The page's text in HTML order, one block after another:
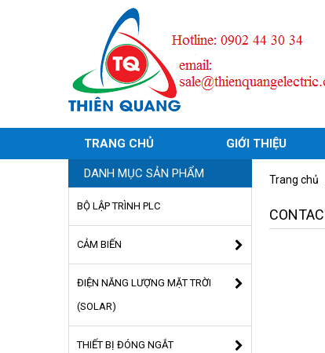
TRANG CHỦ GIỚI THIỆU
DANH MỤC SẢN PHẨM
BỘ LẬP TRÌNH PLC
CẢM BIẾN
ĐIỆN NĂNG LƯỢNG MẶT TRỜI
(SOLAR)
THIẾT BỊ ĐÓNG NGẮT
Trang chủ